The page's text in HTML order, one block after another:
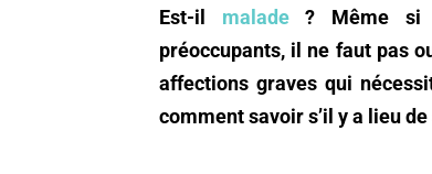
Est-il malade? Même si
préoccupants, il ne faut pas
affections graves qui
comment savoir s’il y a lieu